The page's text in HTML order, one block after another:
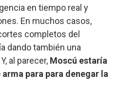
en tiempo real y
En muchos casos,
completos del
dando también una
al parecer, Moscú estaría
para para denegar la